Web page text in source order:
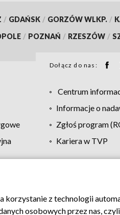
/ GDAŃSK / GORZÓW WLKP. /
/ POZNAŃ / RZESZÓW /
Dołącz do nas:
Centrum
Informacje o
Zgłoś program
Kariera w TVP
prywatności Moje
z technologii
osobowych przez nas,